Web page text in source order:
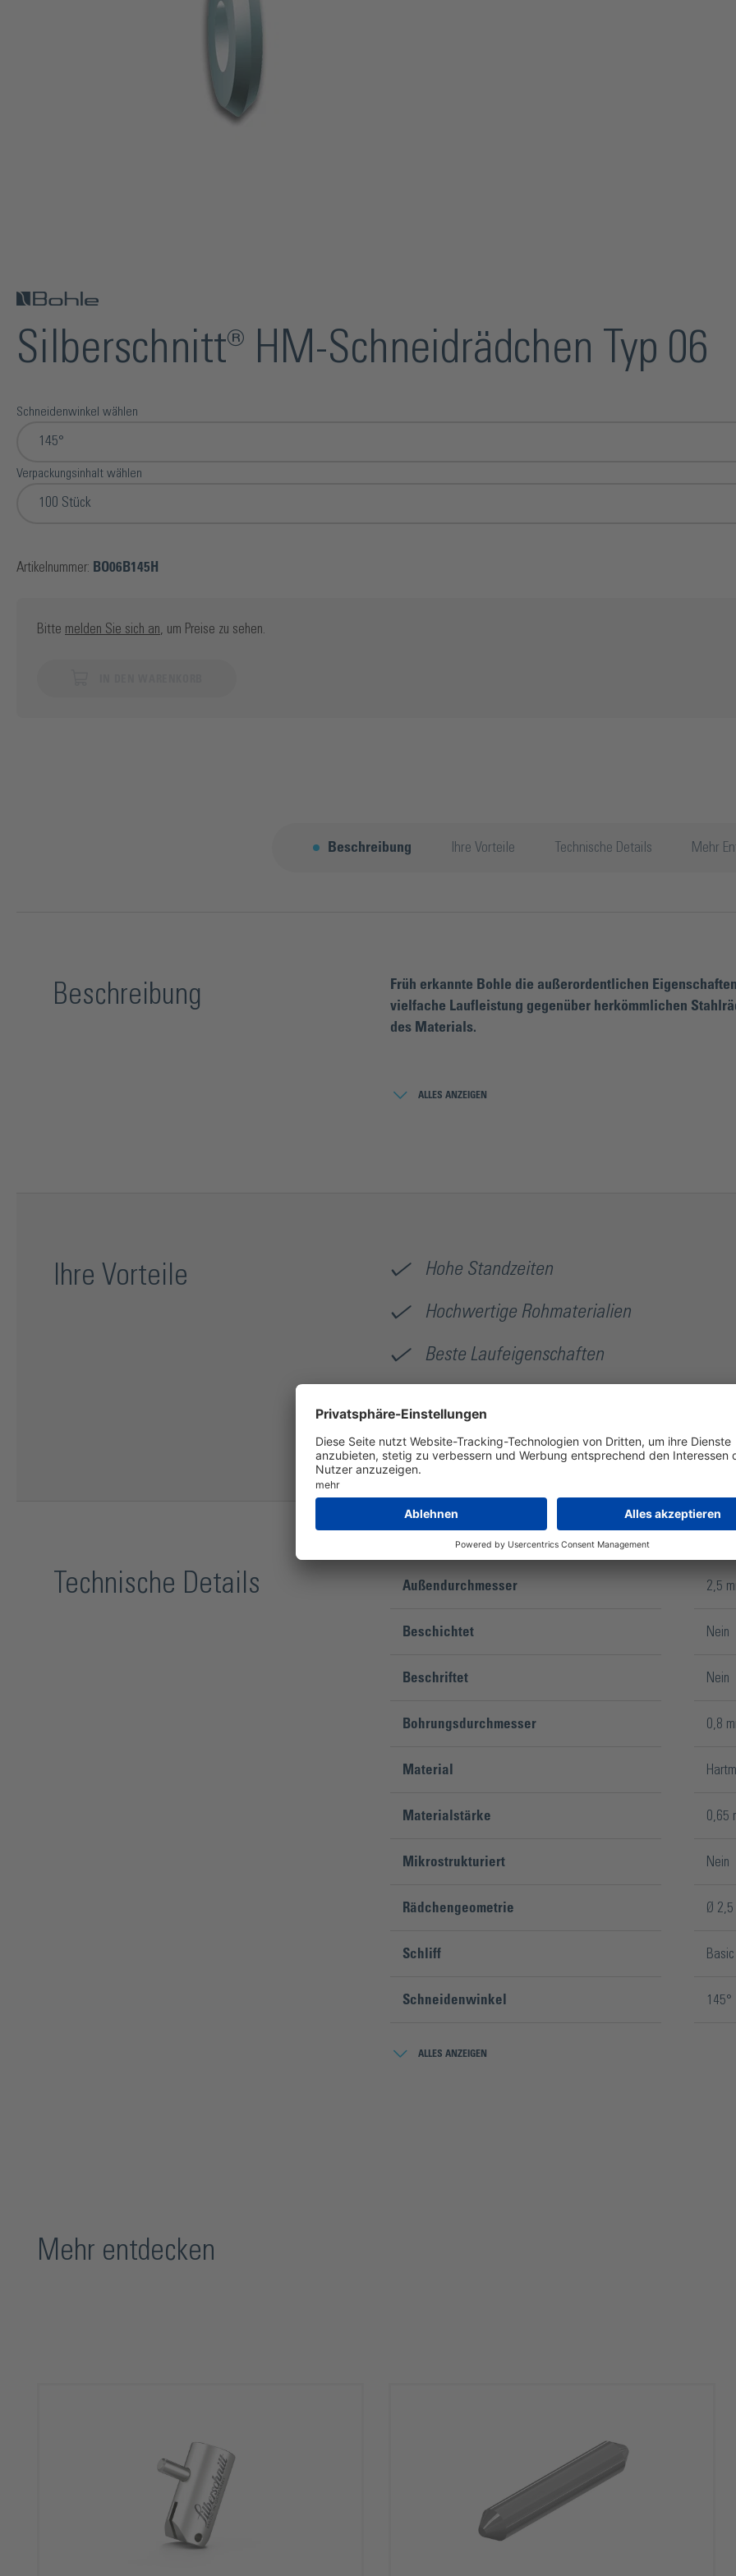
Silberschnitt® HM-Schneidrädchen Typ 06
Schneidenwinkel wählen
145°
Verpackungsinhalt wählen
100 Stück
Artikelnummer: BO06B145H
Bitte melden Sie sich an , um Preise zu sehen.
Beschreibung Ihre Vorteile Technische Details Mehr
Beschreibung
Früh erkannte Bohle die außerordentlichen
vielfache Laufleistung gegenüber herkömmlichen
des Materials.
die daraus resultierenden sauberen Bruchkanten bei
ALLES ANZEIGEN
Ihre Vorteile Hohe Standzeiten
Hochwertige Rohmaterialien
Beste Laufeigenschaften
Technische Details Außendurchmesser 2,5
Beschichtet Nein
Beschriftet Nein
Bohrungsdurchmesser 0,8
Material
Materialstärke 0,65
Mikrostrukturiert Nein
Rädchengeometrie Ø 2,5
Schliff Basic
Schneidenwinkel 145°
ALLES ANZEIGEN
Mehr entdecken